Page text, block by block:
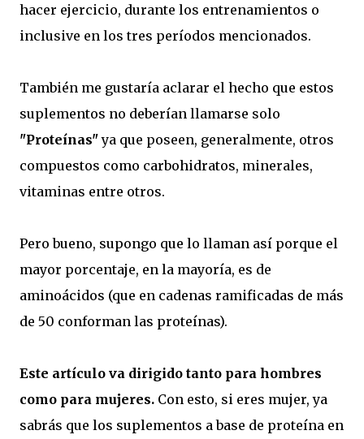
hacer ejercicio, durante los entrenamientos o
inclusive en los tres períodos mencionados.
También me gustaría aclarar el hecho que estos
suplementos no deberían llamarse solo
"Proteínas"ya que poseen, generalmente, otros
compuestos como carbohidratos, minerales,
vitaminas entre otros.
Pero bueno, supongo que lo llaman así porque el
mayor porcentaje, en la mayoría, es de
aminoácidos (que en cadenas ramificadas de más
de 50 conforman las proteínas).
Este artículo va dirigido tanto para hombres
como para mujeres. Con esto, si eres mujer, ya
sabrás que los suplementos a base de proteína en